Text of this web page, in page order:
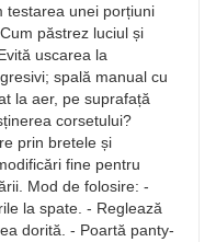
testarea unei porțiuni
păstrez luciul și
uscarea la
spală manual cu
la aer, pe suprafață
corsetului?
prin bretele și
fine pentru
Mod de folosire: -
la spate. - Reglează
dorită. - Poartă panty-